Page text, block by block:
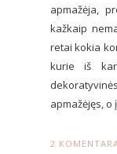
apmažėja,
kažkaip
retai kokia
kurie iš
apmažėjęs,
2